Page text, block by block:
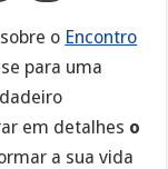
o Encontro
para uma
em detalhes o
a sua vida